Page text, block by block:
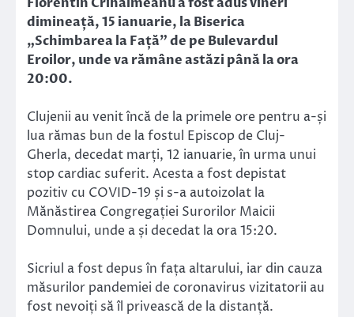
dimineață, 15 ianuarie, la Biserica
„Schimbarea la Față” de pe Bulevardul
Eroilor, unde va rămâne astăzi până la ora
20:00.
Clujenii au venit încă de la primele ore pentru a-și
lua rămas bun de la fostul Episcop de Cluj-
Gherla, decedat marți, 12 ianuarie, în urma unui
stop cardiac suferit. Acesta a fost depistat
pozitiv cu COVID-19 și s-a autoizolat la
Mănăstirea Congregației Surorilor Maicii
Domnului, unde a și decedat la ora 15:20.
Sicriul a fost depus în fața altarului, iar din cauza
măsurilor pandemiei de coronavirus vizitatorii au
fost nevoiți să îl privească de la distanță.